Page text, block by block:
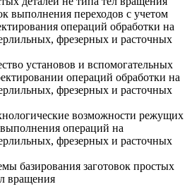
выполнения переходов с учетом
операций обработки на
фрезерных и расточных
установов и вспомогательных
операций обработки на
фрезерных и расточных
возможности режущих
операций на
фрезерных и расточных
базирования заготовок простых
вращения